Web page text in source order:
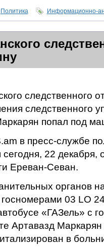
Политика Информационно-
следственного
следственного
попал под
в пресс-службе
22 декабря,
Ереван-Севан.
органов
03 LO
«ГАЗель» с
Артавазд
в